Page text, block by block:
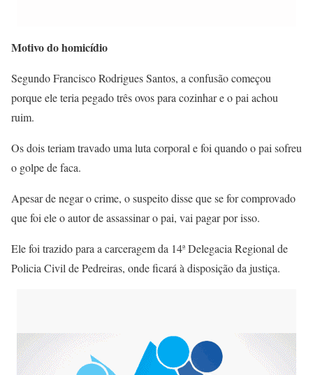
Motivo do homicídio
Segundo Francisco Rodrigues Santos, a confusão começou
porque ele teria pegado três ovos para cozinhar e o pai achou
ruim.
Os dois teriam travado uma luta corporal e foi quando o pai sofreu
o golpe de faca.
Apesar de negar o crime, o suspeito disse que se for comprovado
que foi ele o autor de assassinar o pai, vai pagar por isso.
Ele foi trazido para a carceragem da 14ª Delegacia Regional de
Policia Civil de Pedreiras, onde ficará à disposição da justiça.